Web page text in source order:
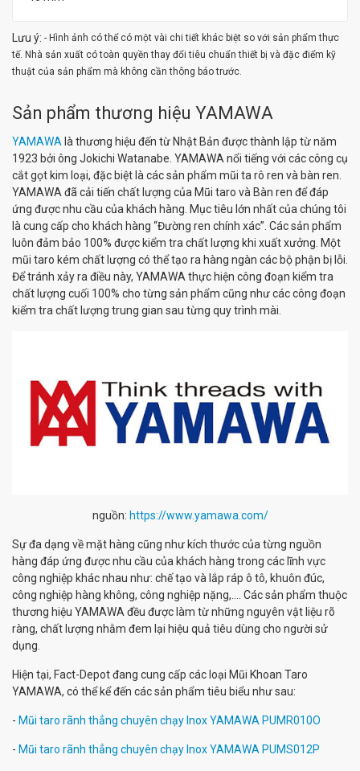
Lưu ý: - Hình ảnh có thể có một vài chi tiết khác biệt so với sản phẩm thực
tế. Nhà sản xuất có toàn quyền thay đổi tiêu chuẩn thiết bị và đặc điểm kỹ
thuật của sản phẩm mà không cần thông báo trước.
Sản phẩm thương hiệu YAMAWA
YAMAWA là thương hiệu đến từ Nhật Bản được thành lập từ năm
1923 bởi ông Jokichi Watanabe. YAMAWA nổi tiếng với các công cụ
cắt gọt kim loại, đặc biệt là các sản phẩm mũi ta rô ren và bàn ren.
YAMAWA đã cải tiến chất lượng của Mũi taro và Bàn ren để đáp
ứng được nhu cầu của khách hàng. Mục tiêu lớn nhất của chúng tôi
là cung cấp cho khách hàng “Đường ren chính xác”. Các sản phẩm
luôn đảm bảo 100% được kiểm tra chất lượng khi xuất xưởng. Một
mũi taro kém chất lượng có thể tạo ra hàng ngàn các bộ phận bị lỗi.
Để tránh xảy ra điều này, YAMAWA thực hiện công đoạn kiểm tra
chất lượng cuối 100% cho từng sản phẩm cũng như các công đoạn
kiểm tra chất lượng trung gian sau từng quy trình mài.
nguồn: https://www.yamawa.com/
Sự đa dạng về mặt hàng cũng như kích thước của từng nguồn
hàng đáp ứng được nhu cầu của khách hàng trong các lĩnh vực
công nghiệp khác nhau như: chế tạo và lắp ráp ô tô, khuôn đúc,
công nghiệp hàng không, công nghiệp nặng,.... Các sản phẩm thuộc
thương hiệu YAMAWA đều được làm từ những nguyên vật liệu rõ
ràng, chất lượng nhằm đem lại hiệu quả tiêu dùng cho người sử
dụng.
Hiện tại, Fact-Depot đang cung cấp các loại Mũi Khoan Taro
YAMAWA, có thể kể đến các sản phẩm tiêu biểu như sau:
- Mũi taro rãnh thẳng chuyên chạy Inox YAMAWA PUMR010O
- Mũi taro rãnh thẳng chuyên chạy Inox YAMAWA PUMS012P